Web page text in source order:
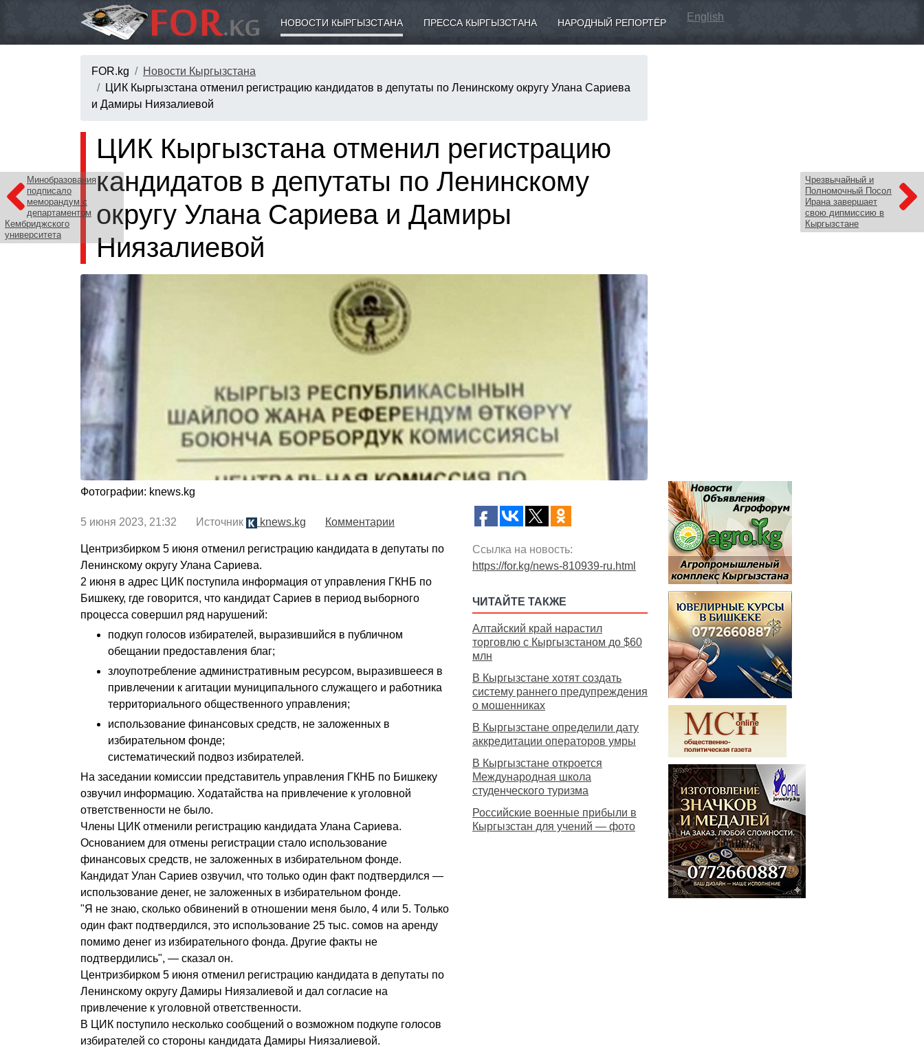
НОВОСТИ КЫРГЫЗСТАНА ПРЕССА КЫРГЫЗСТАНА НАРОДНЫЙ РЕПОРТЁР English
FOR.kg
Новости Кыргызстана
ЦИК Кыргызстана отменил регистрацию кандидатов в депутаты по Ленинскому округу Улана Сариева
и Дамиры Ниязалиевой
Минобразования
подписало
меморандум с
департаментом
Кембриджского
университета
Чрезвычайный и
Полномочный Посол
Ирана завершает
свою дипмиссию в
Кыргызстане
ЦИК Кыргызстана отменил регистрацию
кандидатов в депутаты по Ленинскому
округу Улана Сариева и Дамиры
Ниязалиевой
Фотографии: knews.kg
5 июня 2023, 21:32 Источник knews.kg Комментарии
Центризбирком 5 июня отменил регистрацию кандидата в депутаты по
Ленинскому округу Улана Сариева.
2 июня в адрес ЦИК поступила информация от управления ГКНБ по
Бишкеку, где говорится, что кандидат Сариев в период выборного
процесса совершил ряд нарушений:
подкуп голосов избирателей, выразившийся в публичном
обещании предоставления благ;
злоупотребление административным ресурсом, выразившееся в
привлечении к агитации муниципального служащего и работника
территориального общественного управления;
использование финансовых средств, не заложенных в
избирательном фонде;
систематический подвоз избирателей.
На заседании комиссии представитель управления ГКНБ по Бишкеку
озвучил информацию. Ходатайства на привлечение к уголовной
ответственности не было.
Члены ЦИК отменили регистрацию кандидата Улана Сариева.
Основанием для отмены регистрации стало использование
финансовых средств, не заложенных в избирательном фонде.
Кандидат Улан Сариев озвучил, что только один факт подтвердился —
использование денег, не заложенных в избирательном фонде.
"Я не знаю, сколько обвинений в отношении меня было, 4 или 5. Только
один факт подтвердился, это использование 25 тыс. сомов на аренду
помимо денег из избирательного фонда. Другие факты не
подтвердились", — сказал он.
Центризбирком 5 июня отменил регистрацию кандидата в депутаты по
Ленинскому округу Дамиры Ниязалиевой и дал согласие на
привлечение к уголовной ответственности.
В ЦИК поступило несколько сообщений о возможном подкупе голосов
избирателей со стороны кандидата Дамиры Ниязалиевой.
Ссылка на новость:
https://for.kg/news-810939-ru.html
ЧИТАЙТЕ ТАКЖЕ
Алтайский край нарастил
торговлю с Кыргызстаном до $60
млн
В Кыргызстане хотят создать
систему раннего предупреждения
о мошенниках
В Кыргызстане определили дату
аккредитации операторов умры
В Кыргызстане откроется
Международная школа
студенческого туризма
Российские военные прибыли в
Кыргызстан для учений — фото